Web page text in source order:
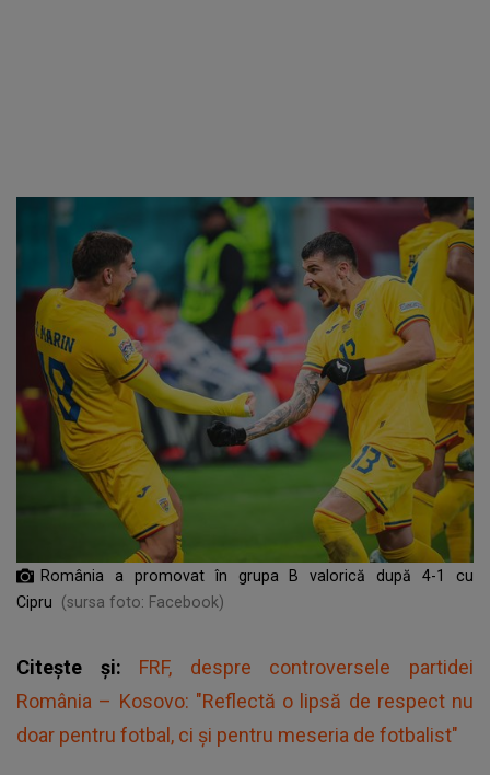
România a promovat în grupa B valorică după 4-1 cu
Cipru
(sursa foto: Facebook)
Citește și: FRF, despre controversele partidei
România – Kosovo: "Reflectă o lipsă de respect nu
doar pentru fotbal, ci și pentru meseria de fotbalist"